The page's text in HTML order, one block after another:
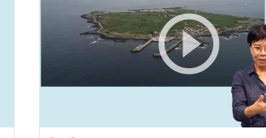
play_circle_outline